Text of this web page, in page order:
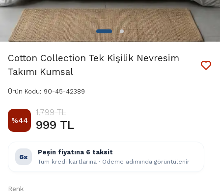
Cotton Collection Tek Kişilik Nevresim
Takımı Kumsal
Ürün Kodu: 90-45-42389
%44
1,799 TL
999 TL
6x
Peşin fiyatına 6 taksit
Tüm kredi kartlarına · Ödeme adımında görüntülenir
Renk